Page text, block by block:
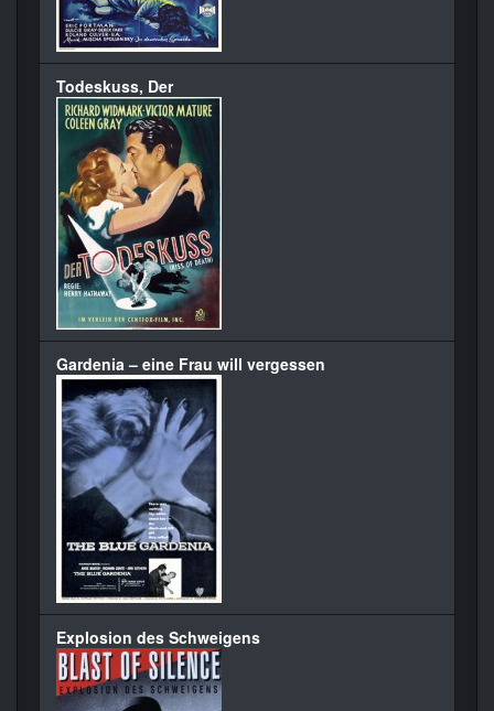
Todeskuss, Der
Gardenia – eine Frau will vergessen
Explosion des Schweigens